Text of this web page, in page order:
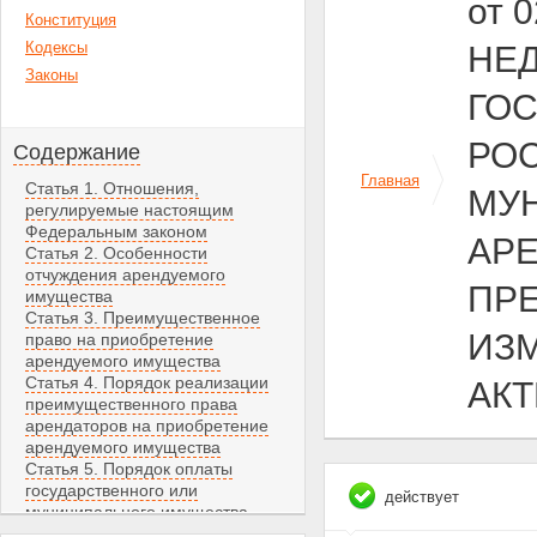
Конституция
Кодексы
Законы
Содержание
Статья 1. Отношения,
регулируемые настоящим
Федеральным законом
Статья 2. Особенности
отчуждения арендуемого
имущества
Статья 3. Преимущественное
право на приобретение
арендуемого имущества
Статья 4. Порядок реализации
преимущественного права
арендаторов на приобретение
арендуемого имущества
Статья 5. Порядок оплаты
государственного или
муниципального имущества,
Главная
от
действует